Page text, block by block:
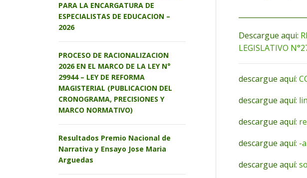
Descargue aqui:
LEGISLATIVO
descargue aquí:
descargue aquí:
descargue aquí:
descargue aquí: -
descargue aquí:
PARA LA ENCARGATURA DE
ESPECIALISTAS DE EDUCACION –
2026
PROCESO DE RACIONALIZACION
2026 EN EL MARCO DE LA LEY N°
29944 – LEY DE REFORMA
MAGISTERIAL (PUBLICACION DEL
CRONOGRAMA, PRECISIONES Y
MARCO NORMATIVO)
Resultados Premio Nacional de
Narrativa y Ensayo Jose Maria
Arguedas